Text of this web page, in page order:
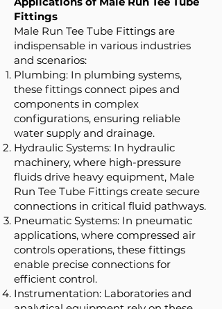
Fittings
Male Run Tee Tube Fittings are
indispensable in various industries
and scenarios:
Plumbing: In plumbing systems,
these fittings connect pipes and
components in complex
configurations, ensuring reliable
water supply and drainage.
Hydraulic Systems: In hydraulic
machinery, where high-pressure
fluids drive heavy equipment, Male
Run Tee Tube Fittings create secure
connections in critical fluid pathways.
Pneumatic Systems: In pneumatic
applications, where compressed air
controls operations, these fittings
enable precise connections for
efficient control.
Instrumentation: Laboratories and